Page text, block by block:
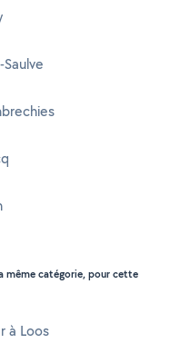
même catégorie, pour cette
à Loos